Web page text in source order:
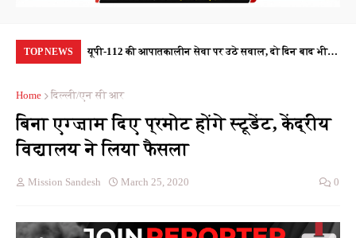
TOP NEWS
दो दिन बाद भी
22 मिनट तक फोन पर सुनता रहा मंगेतर... फिर आया मैसेज—
Home
दिल्ली/एन सी आर
बिना एग्ज़ाम दिए प्रमोट होंगे स्टूडेंट, केंद्रीय
विद्यालय ने लिया फैसला
Mission Sandesh March 25, 2020 0